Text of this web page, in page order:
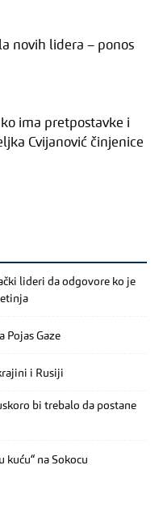
novih lidera – ponos
ima pretpostavke i
Cvijanović činjenice
lideri da odgovore ko je
Pojas Gaze
i Rusiji
bi trebalo da postane
kuću“ na Sokocu